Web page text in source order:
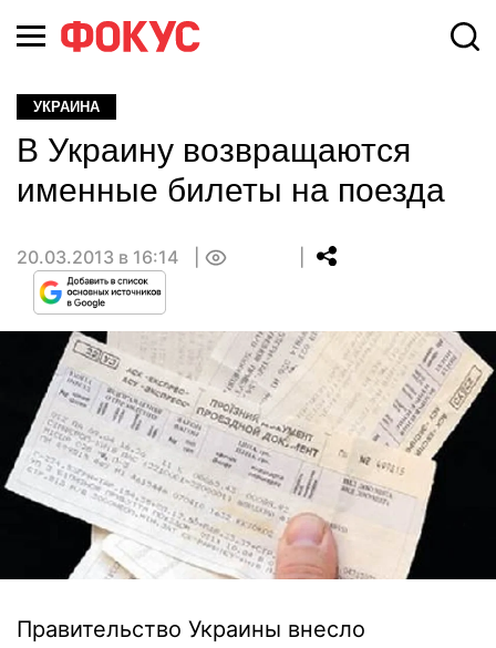
УКРАИНА
В Украину возвращаются
именные билеты на поезда
20.03.2013 в 16:14
Правительство Украины внесло